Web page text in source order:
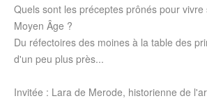
Quels sont les préceptes prônés pour vivre
Moyen Âge ?
Du réfectoires des moines à la table des
d'un peu plus près...
Invitée : Lara de Merode, historienne de